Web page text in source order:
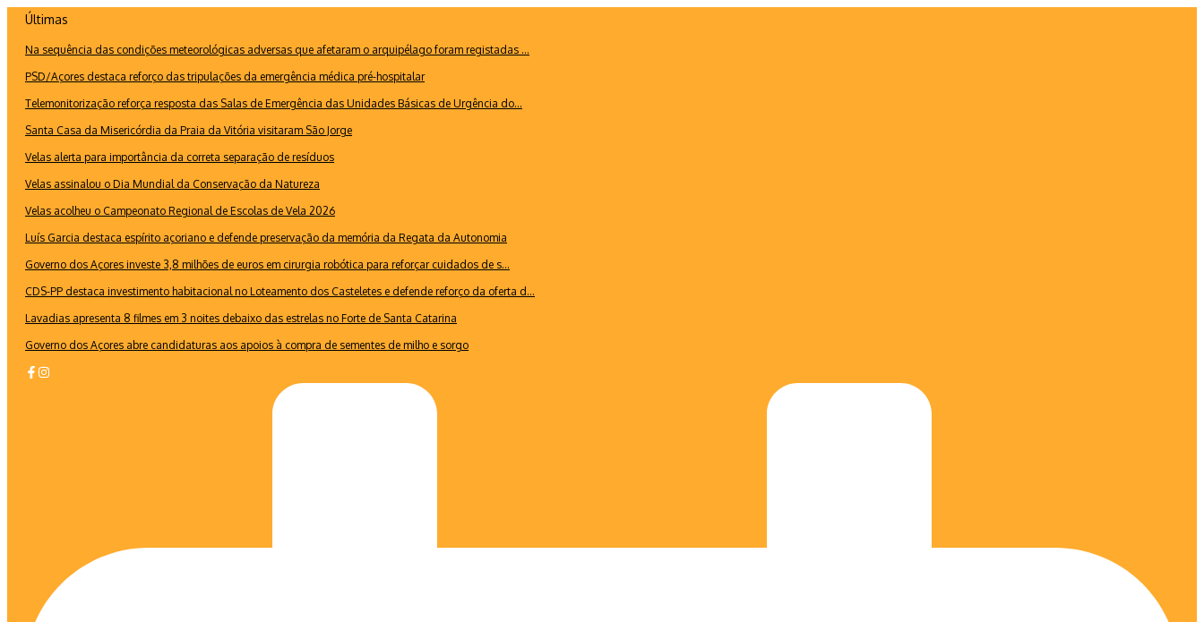
conteúdo
Últimas
Na sequência das condições meteorológicas adversas que afetaram o arquipélago foram registadas ...
PSD/Açores destaca reforço das tripulações da emergência médica pré-hospitalar
Telemonitorização reforça resposta das Salas de Emergência das Unidades Básicas de Urgência do...
Santa Casa da Misericórdia da Praia da Vitória visitaram São Jorge
Velas alerta para importância da correta separação de resíduos
Velas assinalou o Dia Mundial da Conservação da Natureza
Velas acolheu o Campeonato Regional de Escolas de Vela 2026
Luís Garcia destaca espírito açoriano e defende preservação da memória da Regata da Autonomia
Governo dos Açores investe 3,8 milhões de euros em cirurgia robótica para reforçar cuidados de s...
CDS-PP destaca investimento habitacional no Loteamento dos Casteletes e defende reforço da oferta d...
Lavadias apresenta 8 filmes em 3 noites debaixo das estrelas no Forte de Santa Catarina
Governo dos Açores abre candidaturas aos apoios à compra de sementes de milho e sorgo